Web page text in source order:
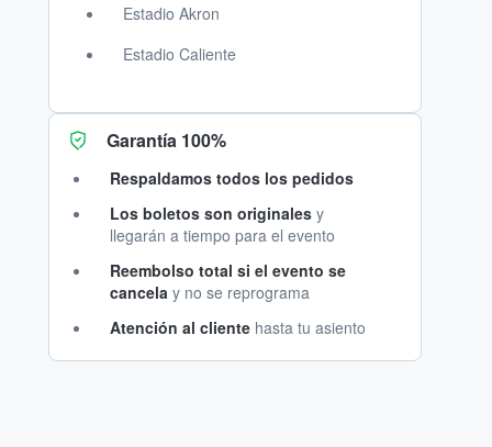
Estadio Akron
Estadio Caliente
Garantía 100%
Respaldamos todos los pedidos
Los boletos son originales y
llegarán a tiempo para el evento
Reembolso total si el evento se
cancela y no se reprograma
Atención al cliente hasta tu asiento